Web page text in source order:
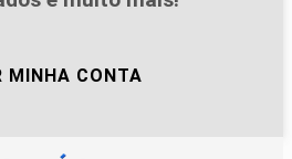
MINHA CONTA